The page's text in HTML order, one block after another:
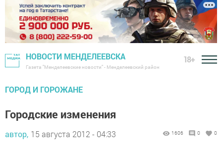
НОВОСТИ МЕНДЕЛЕЕВСКА
Газета "Менделеевские новости" - Менделеевский район
18+
ГОРОД И ГОРОЖАНЕ
Городские изменения
автор, 15 августа 2012 - 04:33 1606 0 0